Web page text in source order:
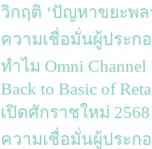
วิกฤติ ‘ปัญหาขยะพล
ความเชื่อมั่นผู้ประก
ทำไม Omni
Back to Basic of
เปิดศักราชใหม่
ความเชื่อมั่นผู้ประก